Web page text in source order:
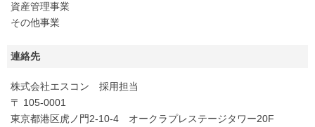
資産管理事業
その他事業
連絡先
株式会社エスコン 採用担当
〒 105-0001
東京都港区虎ノ門2-10-4 オークラプレステージタワー20F